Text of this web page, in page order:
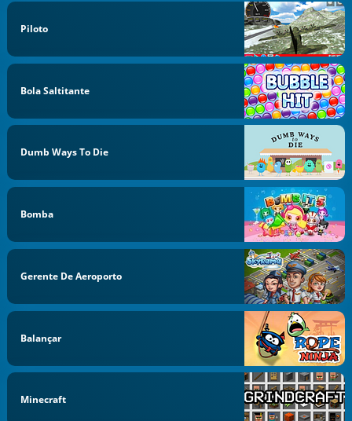
Piloto
Bola Saltitante
Dumb Ways To Die
Bomba
Gerente De Aeroporto
Balançar
Minecraft